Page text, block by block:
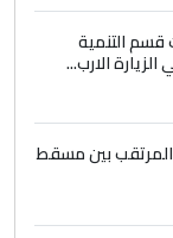
يسقط
عريقة
سل
قسم التنمية
الارب...
بين مسقط